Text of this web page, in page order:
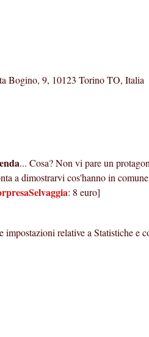
Bogino, 9, 10123 Torino TO, Italia
... Cosa? Non vi pare un
a dimostrarvi cos'hanno in comune
: 8 euro]
impostazioni relative a Statistiche e